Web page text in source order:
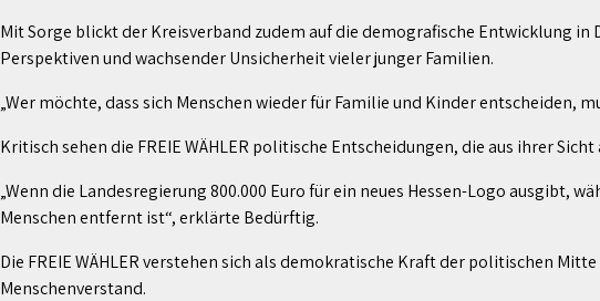
Mit Sorge blickt der Kreisverband zudem auf die demografische Entwicklung
Perspektiven und wachsender Unsicherheit vieler junger Familien.
„Wer möchte, dass sich Menschen wieder für Familie und Kinder
Kritisch sehen die FREIE WÄHLER politische Entscheidungen, die aus ihrer
„Wenn die Landesregierung 800.000 Euro für ein neues Hessen-Logo
Menschen entfernt ist“, erklärte Bedürftig.
Die FREIE WÄHLER verstehen sich als demokratische Kraft der politischen
Menschenverstand.